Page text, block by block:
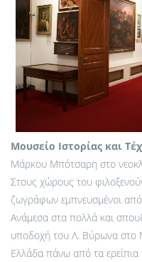
Μουσείο Ιστορίας και
Μάρκου Μπότσαρη στο
Στους χώρους του
ζωγράφων εμπνευσμένοι
Ανάμεσα στα πολλά και
υποδοχή του Λ. Βύρωνα στο
Ελλάδα πάνω από τα